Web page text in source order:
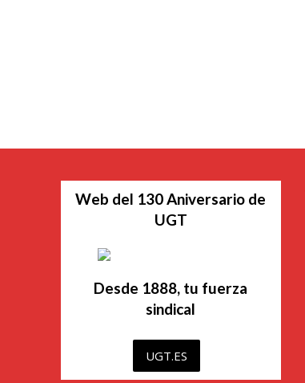
Web del 130 Aniversario de
UGT
Desde 1888, tu fuerza
sindical
UGT.ES